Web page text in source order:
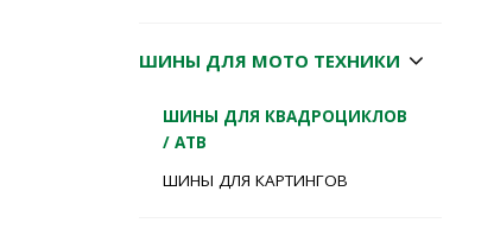
ШИНЫ ДЛЯ МОТО ТЕХНИКИ
ШИНЫ ДЛЯ КВАДРОЦИКЛОВ
/ АТВ
ШИНЫ ДЛЯ КАРТИНГОВ